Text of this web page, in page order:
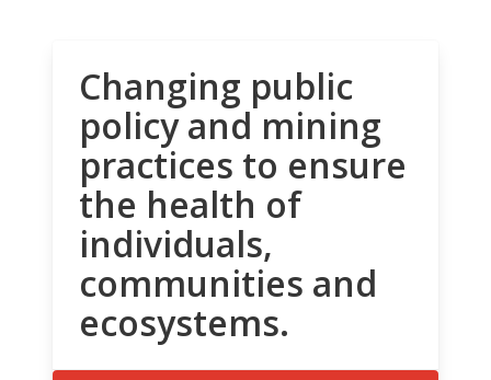
Changing public
policy and mining
practices to ensure
the health of
individuals,
communities and
ecosystems.